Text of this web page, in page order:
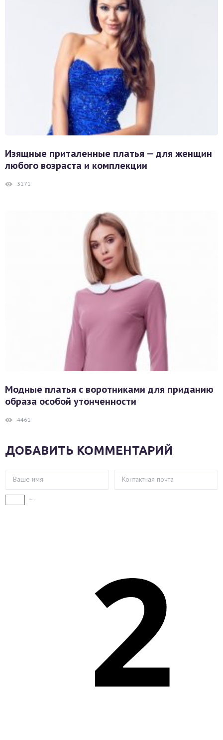
Изящные приталенные платья — для женщин
любого возраста и комплекции
3171
Модные платья с воротниками для приданию
образа особой утонченности
4461
ДОБАВИТЬ КОММЕНТАРИЙ
−